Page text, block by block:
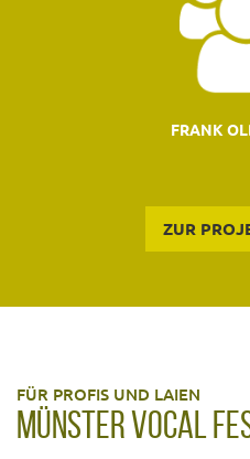
FRANK
ZUR
FÜR PROFIS UND LAIEN
MÜNSTER VOCAL